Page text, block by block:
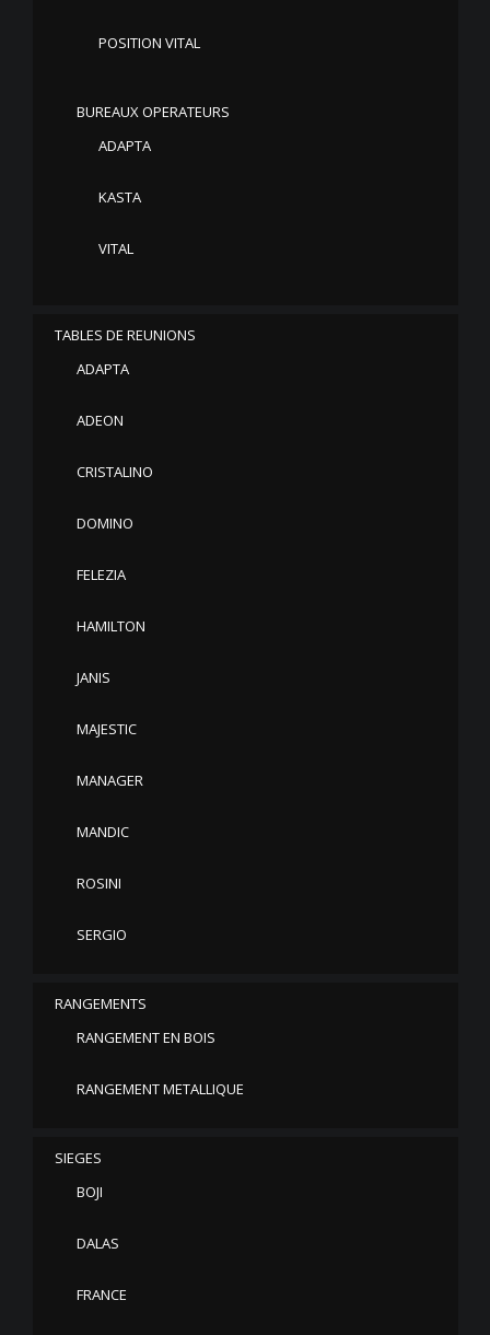
POSITION VITAL
BUREAUX OPERATEURS
ADAPTA
KASTA
VITAL
TABLES DE REUNIONS
ADAPTA
ADEON
CRISTALINO
DOMINO
FELEZIA
HAMILTON
JANIS
MAJESTIC
MANAGER
MANDIC
ROSINI
SERGIO
RANGEMENTS
RANGEMENT EN BOIS
RANGEMENT METALLIQUE
SIEGES
BOJI
DALAS
FRANCE